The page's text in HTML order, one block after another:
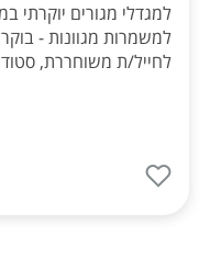
למגדלי מגורים יוקרתי
למשמרות מגוונות -
לחייל/ת משוחררת,